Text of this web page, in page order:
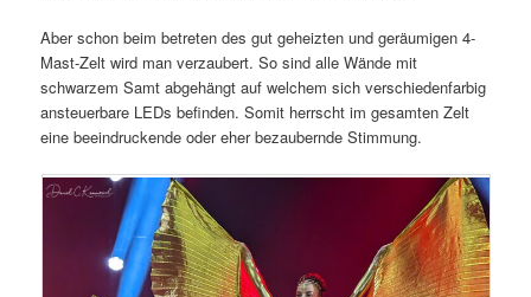
Aber schon beim betreten des gut geheizten und geräumigen 4-
Mast-Zelt wird man verzaubert. So sind alle Wände mit
schwarzem Samt abgehängt auf welchem sich verschiedenfarbig
ansteuerbare LEDs befinden. Somit herrscht im gesamten Zelt
eine beeindruckende oder eher bezaubernde Stimmung.